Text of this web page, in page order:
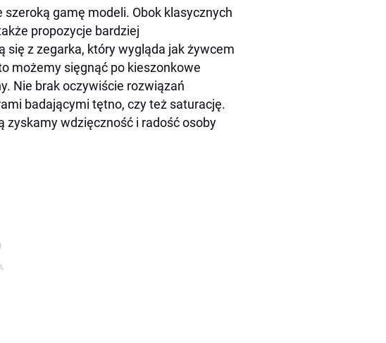
gamę modeli. Obok klasycznych
propozycje bardziej
z zegarka, który wygląda jak żywcem
możemy sięgnąć po kieszonkowe
Nie brak oczywiście rozwiązań
badającymi tętno, czy też saturację.
zyskamy wdzięczność i radość osoby